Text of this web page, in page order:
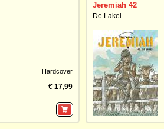
Hardcover
€ 17,99
Jeremiah 42
De Lakei